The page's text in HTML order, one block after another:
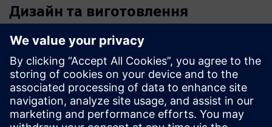
Дизайн та виготовлення
мікросхем Calibre
Набір інструментів Calibre забезпечує точну,
ефективну та всебічну перевірку та оптимізацію
мікросхем для всіх вузлів процесів та стилів
проектування, мінімізуючи використання ресурсів та
графіки стрічок.